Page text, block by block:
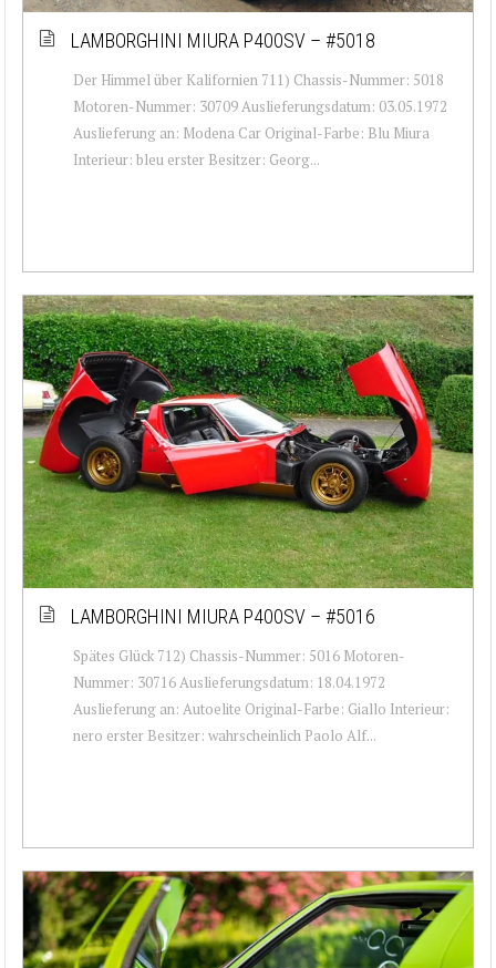
LAMBORGHINI MIURA P400SV – #5018
Der Himmel über Kalifornien 711) Chassis-Nummer: 5018
Motoren-Nummer: 30709 Auslieferungsdatum: 03.05.1972
Auslieferung an: Modena Car Original-Farbe: Blu Miura
Interieur: bleu erster Besitzer: Georg...
LAMBORGHINI MIURA P400SV – #5016
Spätes Glück 712) Chassis-Nummer: 5016 Motoren-
Nummer: 30716 Auslieferungsdatum: 18.04.1972
Auslieferung an: Autoelite Original-Farbe: Giallo Interieur:
nero erster Besitzer: wahrscheinlich Paolo Alf...